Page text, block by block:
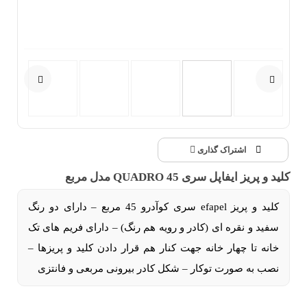
اشتراک گذاری
کلید و پریز ایفاپل سری QUADRO 45 مدل مربع
کلید و پریزefapel
سری کوآدرو 45 مربع – دارای دو رنگ
سفید و نقره ای (کادر و رویه هم رنگ) – دارای فریم های تک
خانه تا چهار خانه جهت کنار هم قرار دادن کلید و پریزها –
نصب به صورت توکار – شکل کادر بیرونی مربعی و فانتزی